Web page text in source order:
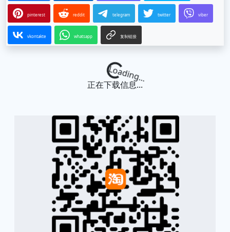
pinterest reddit telegram twitter viber
vkontakte whatsapp 复制链接
Loading...
正在下载信息...